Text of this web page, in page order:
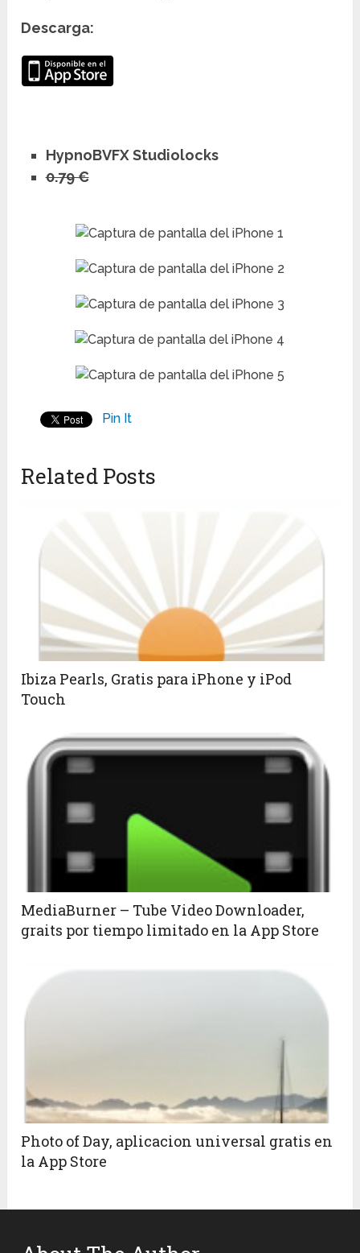
Descarga:
HypnoBVFX Studiolocks
0.79 €
Pin It
Related Posts
Ibiza Pearls, Gratis para iPhone y iPod
Touch
MediaBurner – Tube Video Downloader,
graits por tiempo limitado en la App Store
Photo of Day, aplicacion universal gratis en
la App Store